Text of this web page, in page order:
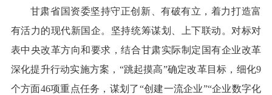
甘肃省国资委坚持守正创新、有破有立，着力打造富
有活力的现代新国企。坚持统筹谋划、上下联动。对标对
表中央改革方向和要求，结合甘肃实际制定国有企业改革
深化提升行动实施方案，“跳起摸高”确定改革目标，细化9
个方面46项重点任务，谋划了“创建一流企业”“企业数字化